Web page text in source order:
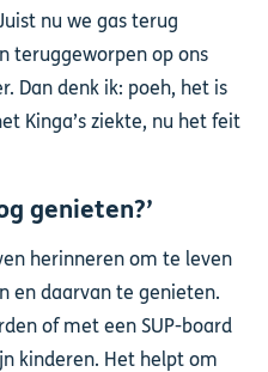
nu we gas terug
teruggeworpen op ons
Dan denk ik: poeh, het is
Kinga’s ziekte, nu het feit
genieten?’
herinneren om te leven
en daarvan te genieten.
of met een SUP-board
kinderen. Het helpt om